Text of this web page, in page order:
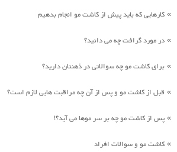
» کارهایی که باید پیش از کاشت مو انجام بدهیم
» در مورد گرافت چه می دانید؟
» برای کاشت مو چه سوالاتی در ذهنتان دارید؟
» قبل از کاشت مو و پس از آن چه مراقبت هایی لازم است؟
» پس از کاشت مو چه بر سر موها می آید؟!
» کاشت مو و سوالات افراد